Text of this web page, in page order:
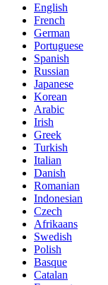
English
French
German
Portuguese
Spanish
Russian
Japanese
Korean
Arabic
Irish
Greek
Turkish
Italian
Danish
Romanian
Indonesian
Czech
Afrikaans
Swedish
Polish
Basque
Catalan